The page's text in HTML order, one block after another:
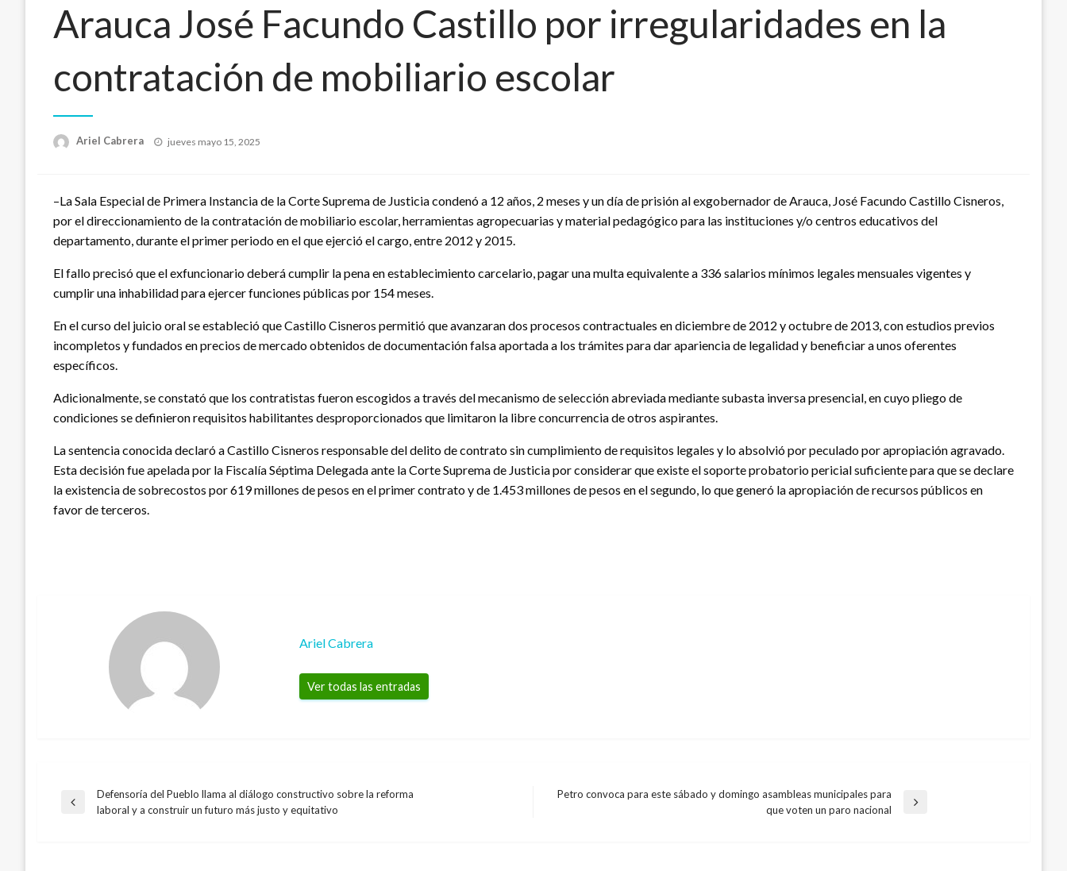
Arauca José Facundo Castillo por irregularidades en la
contratación de mobiliario escolar
Ariel Cabrera
Publicado
jueves mayo 15, 2025
–La Sala Especial de Primera Instancia de la Corte Suprema de Justicia condenó a 12 años, 2 meses y un día de prisión al exgobernador de Arauca, José Facundo Castillo Cisneros,
por el direccionamiento de la contratación de mobiliario escolar, herramientas agropecuarias y material pedagógico para las instituciones y/o centros educativos del
departamento, durante el primer periodo en el que ejerció el cargo, entre 2012 y 2015.
El fallo precisó que el exfuncionario deberá cumplir la pena en establecimiento carcelario, pagar una multa equivalente a 336 salarios mínimos legales mensuales vigentes y
cumplir una inhabilidad para ejercer funciones públicas por 154 meses.
En el curso del juicio oral se estableció que Castillo Cisneros permitió que avanzaran dos procesos contractuales en diciembre de 2012 y octubre de 2013, con estudios previos
incompletos y fundados en precios de mercado obtenidos de documentación falsa aportada a los trámites para dar apariencia de legalidad y beneficiar a unos oferentes
específicos.
Adicionalmente, se constató que los contratistas fueron escogidos a través del mecanismo de selección abreviada mediante subasta inversa presencial, en cuyo pliego de
condiciones se definieron requisitos habilitantes desproporcionados que limitaron la libre concurrencia de otros aspirantes.
La sentencia conocida declaró a Castillo Cisneros responsable del delito de contrato sin cumplimiento de requisitos legales y lo absolvió por peculado por apropiación agravado.
Esta decisión fue apelada por la Fiscalía Séptima Delegada ante la Corte Suprema de Justicia por considerar que existe el soporte probatorio pericial suficiente para que se declare
la existencia de sobrecostos por 619 millones de pesos en el primer contrato y de 1.453 millones de pesos en el segundo, lo que generó la apropiación de recursos públicos en
favor de terceros.
Ariel Cabrera
Ver todas las entradas
Navegación
Entrada
Defensoría del Pueblo llama al diálogo constructivo sobre la reforma
laboral y a construir un futuro más justo y equitativo
Petro convoca para este sábado y domingo asambleas municipales para
que voten un paro nacional